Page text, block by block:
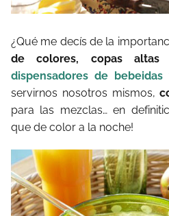
¿Qué me decís de la
de colores, copas altas
dispensadores de bebeidas
servirnos nosotros mismos,
para las mezclas… en
que de color a la noche!